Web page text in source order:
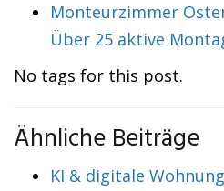
Monteurzimmer
Über 25 aktive
No tags for this post.
Ähnliche Beiträge
KI & digitale